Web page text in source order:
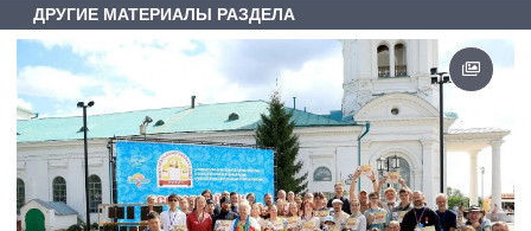
ДРУГИЕ МАТЕРИАЛЫ РАЗДЕЛА